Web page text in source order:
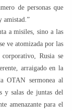
de personas que
amistad.”
a misiles, sino a las
ve atomizada por las
Rusia se
arraigado en la
OTAN sermonea al
y salas de juntas del
amenazante para el